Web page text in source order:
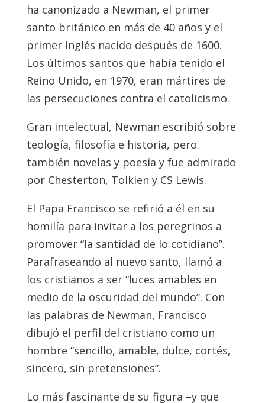
ha canonizado a Newman, el primer
santo británico en más de 40 años y el
primer inglés nacido después de 1600.
Los últimos santos que había tenido el
Reino Unido, en 1970, eran mártires de
las persecuciones contra el catolicismo.
Gran intelectual, Newman escribió sobre
teología, filosofía e historia, pero
también novelas y poesía y fue admirado
por Chesterton, Tolkien y CS Lewis.
El Papa Francisco se refirió a él en su
homilía para invitar a los peregrinos a
promover “la santidad de lo cotidiano”.
Parafraseando al nuevo santo, llamó a
los cristianos a ser “luces amables en
medio de la oscuridad del mundo”. Con
las palabras de Newman, Francisco
dibujó el perfil del cristiano como un
hombre “sencillo, amable, dulce, cortés,
sincero, sin pretensiones”.
Lo más fascinante de su figura –y que